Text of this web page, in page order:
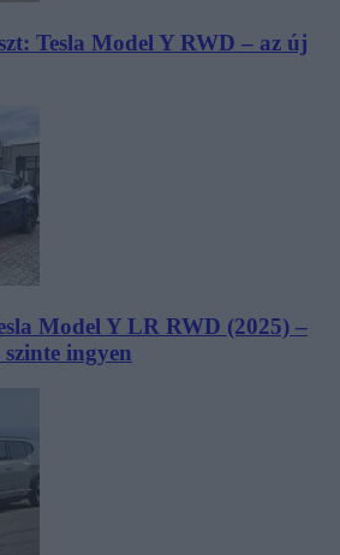
Tesla Model Y RWD – az új
Model Y LR RWD (2025) –
szinte ingyen